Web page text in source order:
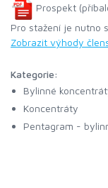
Prospekt
Pro stažení je nutno
Zobrazit výhody
Kategorie:
Bylinné
Koncentráty
Pentagram -